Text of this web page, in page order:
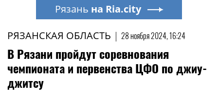
РЯЗАНСКАЯ ОБЛАСТЬ | 28 ноября 2024, 16:24
В Рязани пройдут соревнования
чемпионата и первенства ЦФО по джиу-
джитсу
Рязань на Ria.city